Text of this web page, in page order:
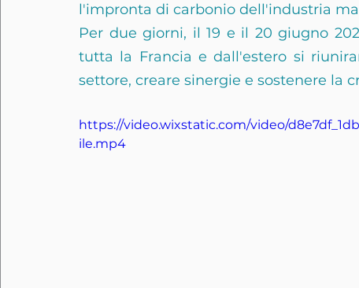
l'impronta di carbonio dell'industria
Per due giorni, il 19 e il 20 giugno
tutta la Francia e dall'estero si
settore, creare sinergie e sostenere la
https://video.wixstatic.com/video/
ile.mp4